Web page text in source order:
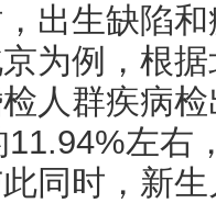
出生缺陷
为例，根
人群疾病
11.94%左右
同时，新